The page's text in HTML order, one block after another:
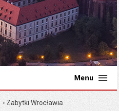
Menu
Zabytki Wrocławia